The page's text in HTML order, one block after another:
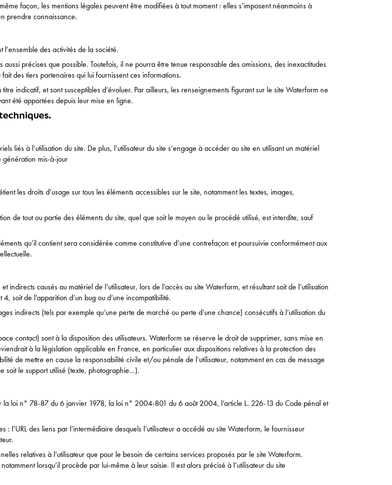
façon, les mentions légales peuvent être modifiées à tout moment : elles s’imposent néanmoins à
prendre connaissance.
des activités de la société.
précises que possible. Toutefois, il ne pourra être tenue responsable des omissions, des inexactitudes
des tiers partenaires qui lui fournissent ces informations.
indicatif, et sont susceptibles d’évoluer. Par ailleurs, les renseignements figurant sur le site Waterform ne
été apportées depuis leur mise en ligne.
liés à l’utilisation du site. De plus, l’utilisateur du site s’engage à accéder au site en utilisant un matériel
mis-à-jour
les droits d’usage sur tous les éléments accessibles sur le site, notamment les textes, images,
de tout ou partie des éléments du site, quel que soit le moyen ou le procédé utilisé, est interdite, sauf
qu’il contient sera considérée comme constitutive d’une contrefaçon et poursuivie conformément aux
causés au matériel de l’utilisateur, lors de l’accès au site Waterform, et résultant soit de l’utilisation
soit de l’apparition d’un bug ou d’une incompatibilité.
indirects (tels par exemple qu’une perte de marché ou perte d’une chance) consécutifs à l’utilisation du
contact) sont à la disposition des utilisateurs. Waterform se réserve le droit de supprimer, sans mise en
à la législation applicable en France, en particulier aux dispositions relatives à la protection des
de mettre en cause la responsabilité civile et/ou pénale de l’utilisateur, notamment en cas de message
soit le support utilisé (texte, photographie…).
la loi n° 78-87 du 6 janvier 1978, la loi n° 2004-801 du 6 août 2004, l’article L. 226-13 du Code pénal et
: l’URL des liens par l’intermédiaire desquels l’utilisateur a accédé au site Waterform, le fournisseur
relatives à l’utilisateur que pour le besoin de certains services proposés par le site Waterform.
lorsqu’il procède par lui-même à leur saisie. Il est alors précisé à l’utilisateur du site